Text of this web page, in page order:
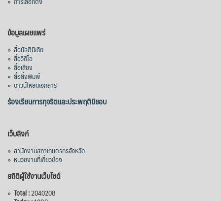
ข้อมูลเผยแพร่
» สื่อมัลติมีเดีย
» สื่อวิดีโอ
» สื่อเสียง
» สื่อสิ่งพิมพ์
» ดาวน์โหลดเอกสาร
ร้องเรียนการทุจริตและประพฤติมิชอบ
เว็บลิงก์
» สำนักงานสภาเกษตรกรจังหวัด
» หน่วยงานที่เกี่ยวข้อง
สถิติผู้ใช้งานเว็บไซต์
» Total :2040208